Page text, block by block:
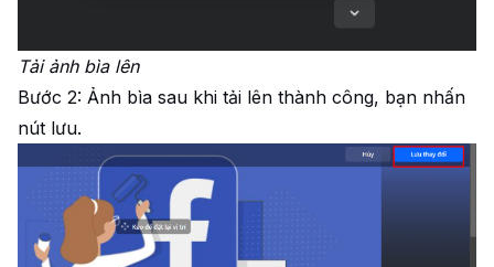
Tải ảnh bìa lên
Bước 2: Ảnh bìa sau khi tải lên thành công, bạn nhấn
nút lưu.